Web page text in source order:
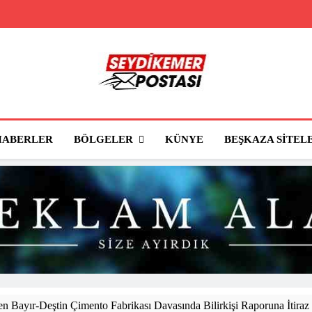
Seydikemer
BÖLGELER KÜNYE BEŞKAZA
Bayır-Deştin Çimento Fabrikası Davasında Bilirkişi Raporuna İtiraz